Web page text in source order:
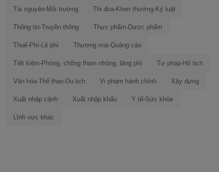
Tài nguyên-Môi trường Thi đua-Khen thưởng-Kỷ luật
Thông tin-Truyền thông Thực phẩm-Dược phẩm
Thuế-Phí-Lệ phí Thương mại-Quảng cáo
Tiết kiệm-Phòng, chống tham nhũng, lãng phí Tư pháp-Hộ tịch
Văn hóa-Thể thao-Du lịch Vi phạm hành chính Xây dựng
Xuất nhập cảnh Xuất nhập khẩu Y tế-Sức khỏe
Lĩnh vực khác